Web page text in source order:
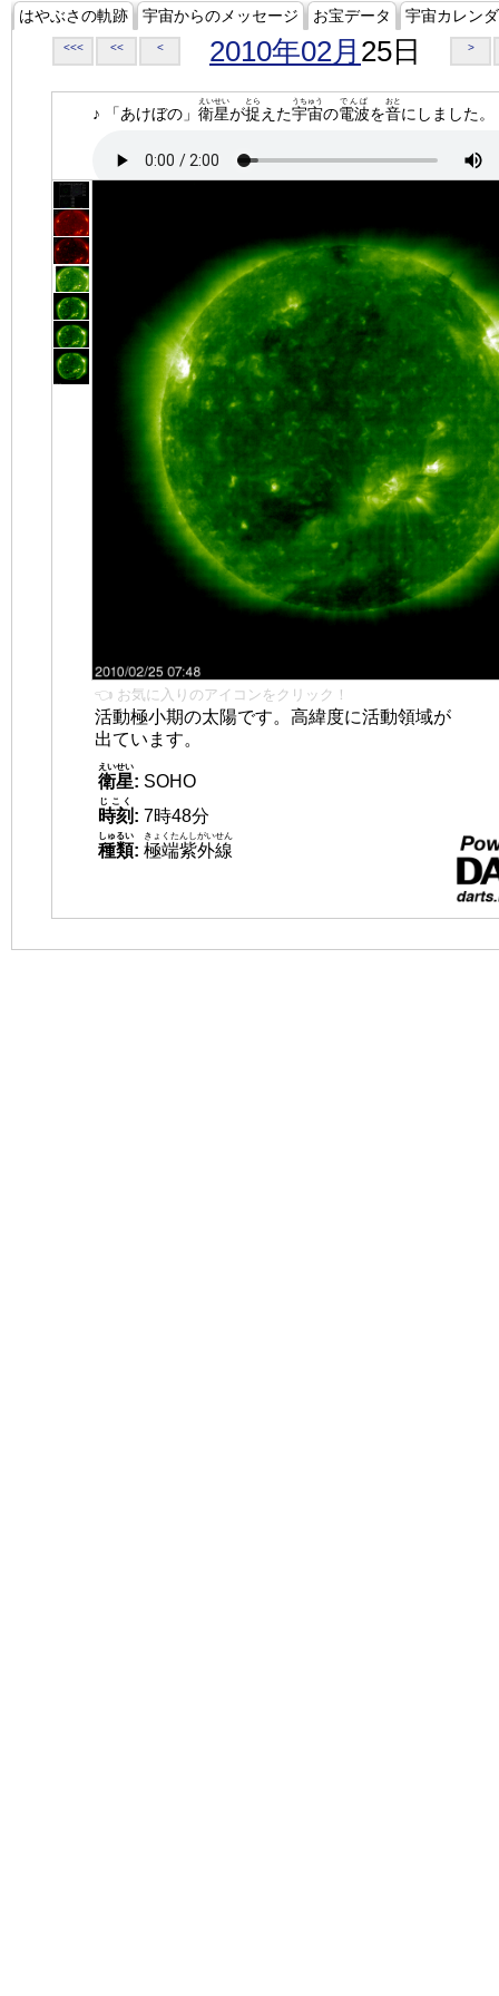
はやぶさの軌跡 宇宙からのメッセージ お宝データ 宇宙カレン
<<< << < 2010年02月 25日 >
♪ 「あけぼの」 衛星
えいせい
が捉
とら
えた宇宙
うちゅう
の電波
でんぱ
を音
おと
にしました。
👈 お気に入りのアイコンをクリック！
活動極小期の太陽です。高緯度に活動領域が
出ています。
衛星
えいせい
: SOHO
時刻
じこく
: 7時48分
種類
しゅるい
: 極端紫外線
きょくたんしがいせん